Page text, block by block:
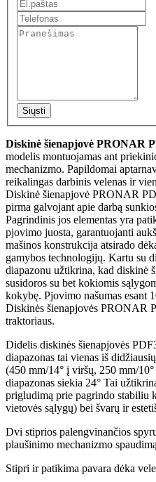
Siųsti
Diskinė šienapjovė PRONAR
modelis montuojamas ant
mechanizmo. Papildomai
reikalingas darbinis velenas ir
Diskinė šienapjovė PRONAR
pirma galvojant apie darbą
Pagrindinis jos elementas yra
pjovimo juosta, garantuojanti
mašinos konstrukcija atsirado
gamybos technologijų. Kartu su
diapazonu užtikrina, kad diskinė
susidoros su bet kokiomis
kokybę. Pjovimo našumas esant
Diskinės šienapjovės PRONAR
traktoriaus.
Didelis diskinės šienapjovės
diapazonas tai vienas iš
(450 mm/14° į viršų, 250 mm/
diapazonas siekia 24° Tai
prigludimą prie pagrindo stabiliu
vietovės sąlygų) bei švarų ir
Dvi stiprios palengvinančios
plaušinimo mechanizmo
Stipri ir patikima pavara dėka